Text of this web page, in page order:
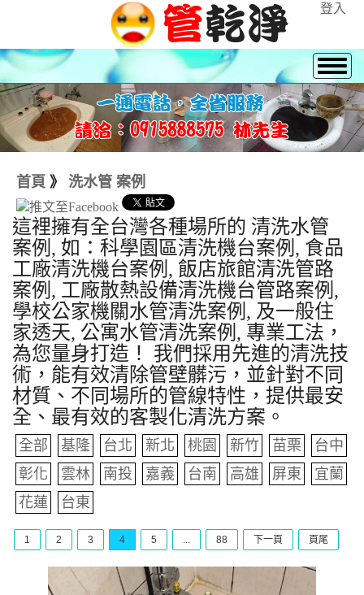
登入
首頁 》 洗水管 案例
這裡擁有全台灣各種場所的 清洗水管
案例, 如：科學園區清洗機台案例, 食品
工廠清洗機台案例, 飯店旅館清洗管路
案例, 工廠散熱設備清洗機台管路案例,
學校公家機關水管清洗案例, 及一般住
家透天, 公寓水管清洗案例, 專業工法，
為您量身打造！ 我們採用先進的清洗技
術，能有效清除管壁髒污，並針對不同
材質、不同場所的管線特性，提供最安
全、最有效的客製化清洗方案。
全部 基隆 台北 新北 桃園 新竹 苗栗
台中
彰化
雲林 南投 嘉義 台南 高雄 屏東
宜蘭
花蓮
台東
1 2 3 4 5 ... 88 下一頁 頁尾